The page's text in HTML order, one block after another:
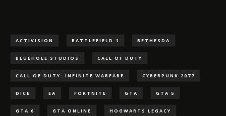
ACTIVISION BATTLEFIELD 1 BETHESDA
BLUEHOLE STUDIOS CALL OF DUTY
CALL OF DUTY: INFINITE WARFARE CYBERPUNK 2077
DICE EA FORTNITE GTA GTA 5
GTA 6 GTA ONLINE HOGWARTS LEGACY